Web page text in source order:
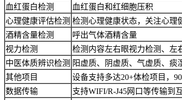
血红蛋白检测
血红蛋白和红细胞压积
心理健康评估检测 检测心理健康状态，关注心理
酒精含量检测
呼出气体酒精含量
视力检测
检测内容左右眼视力检测、左
中医体质辨识检测 阳虚质、阴虚质、气虚质、痰
其他项目
设备支持多达20+体检项目，
数据传输
支持WIFI/R-J45网口等传输到